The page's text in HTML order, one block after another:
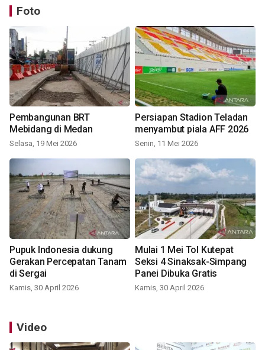
Foto
Pembangunan BRT
Mebidang di Medan
Selasa, 19 Mei 2026
Persiapan Stadion Teladan
menyambut piala AFF 2026
Senin, 11 Mei 2026
Pupuk Indonesia dukung
Gerakan Percepatan Tanam
di Sergai
Kamis, 30 April 2026
Mulai 1 Mei Tol Kutepat
Seksi 4 Sinaksak-Simpang
Panei Dibuka Gratis
Kamis, 30 April 2026
Video